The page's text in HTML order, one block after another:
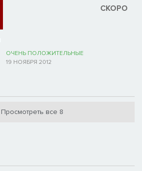
ОЧЕНЬ ПОЛОЖИТЕЛЬНЫЕ
19 НОЯБРЯ 2012
СКОРО
Просмотреть все 8